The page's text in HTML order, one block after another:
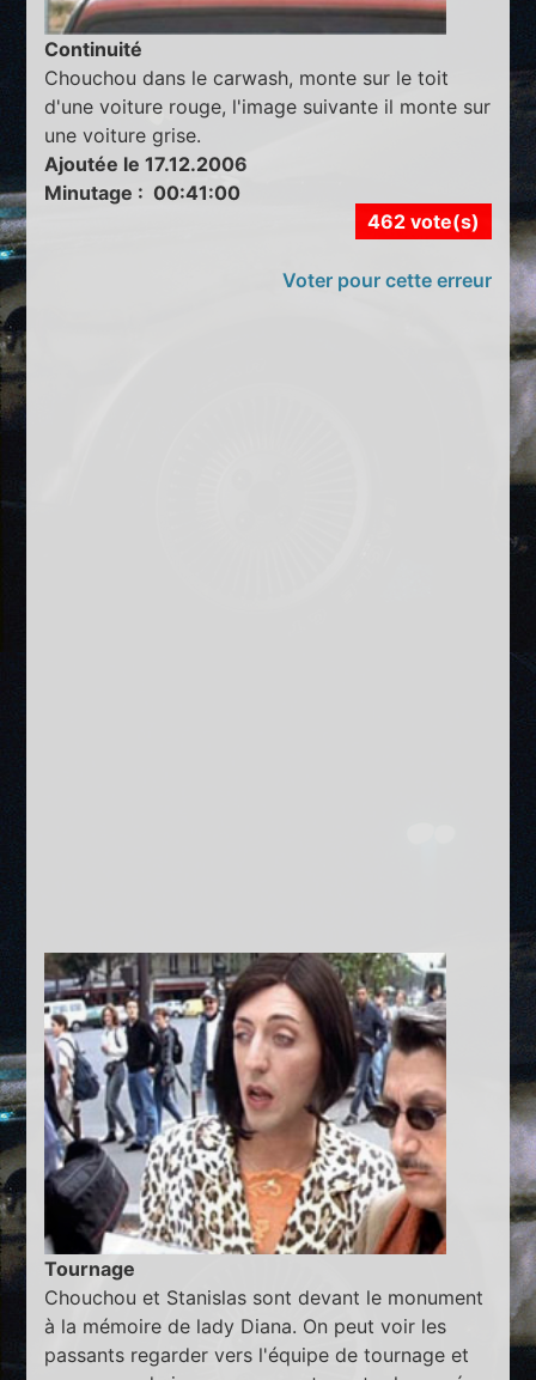
Continuité
Chouchou dans le carwash, monte sur le toit
d'une voiture rouge, l'image suivante il monte sur
une voiture grise.
Ajoutée le 17.12.2006
Minutage : 00:41:00
462 vote(s)
Voter pour cette erreur
Tournage
Chouchou et Stanislas sont devant le monument
à la mémoire de lady Diana. On peut voir les
passants regarder vers l'équipe de tournage et